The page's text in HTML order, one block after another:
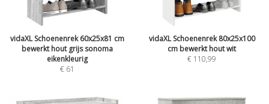
vidaXL Schoenenrek 60x25x81 cm
bewerkt hout grijs sonoma
eikenkleurig
€ 61
vidaXL Schoenenrek 80x25x100
cm bewerkt hout wit
€ 110,99